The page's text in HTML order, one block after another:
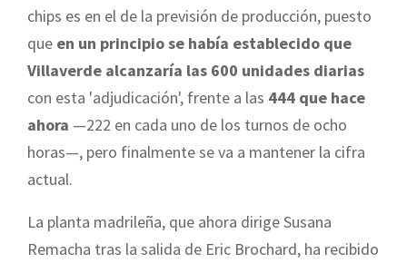
chips es en el de la previsión de producción, puesto
que en un principio se había establecido que
Villaverde alcanzaría las 600 unidades diarias
con esta 'adjudicación', frente a las 444 que hace
ahora —222 en cada uno de los turnos de ocho
horas—, pero finalmente se va a mantener la cifra
actual.
La planta madrileña, que ahora dirige Susana
Remacha tras la salida de Eric Brochard, ha recibido